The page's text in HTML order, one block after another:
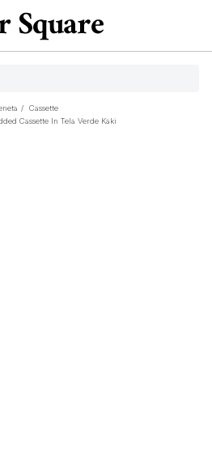
/
Cassette
Cassette In Tela Verde Kaki